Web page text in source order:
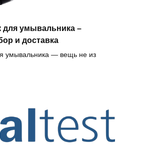
для умывальника –
и доставка
умывальника — вещь не из